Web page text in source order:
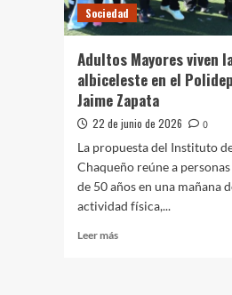
Sociedad
Adultos Mayores viven
albiceleste en el
Jaime Zapata
22 de junio de 2026
0
La propuesta del Instituto
Chaqueño reúne a
de 50 años en una mañana
actividad física,...
Leer másLeer